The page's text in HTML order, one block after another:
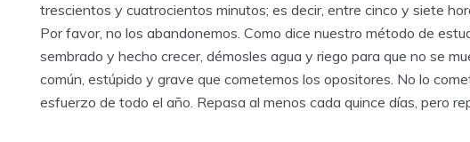
trescientos y cuatrocientos minutos; es decir, entre cinco y siete
Por favor, no los abandonemos. Como dice nuestro método de
sembrado y hecho crecer, démosles agua y riego para que no se
común, estúpido y grave que cometemos los opositores. No lo
esfuerzo de todo el año. Repasa al menos cada quince días, pero